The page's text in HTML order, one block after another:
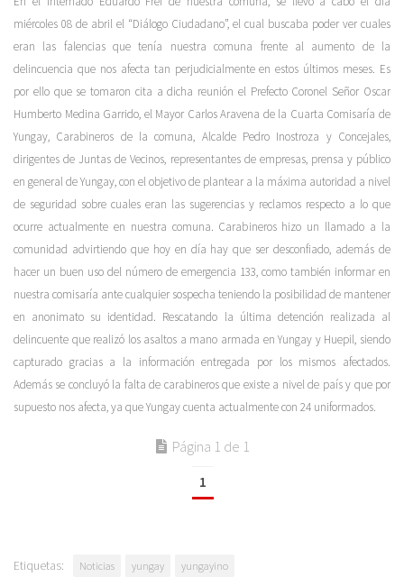
miércoles 08 de abril el “Diálogo Ciudadano”, el cual buscaba poder ver cuales
eran las falencias que tenía nuestra comuna frente al aumento de la
delincuencia que nos afecta tan perjudicialmente en estos últimos meses. Es
por ello que se tomaron cita a dicha reunión el Prefecto Coronel Señor Oscar
Humberto Medina Garrido, el Mayor Carlos Aravena de la Cuarta Comisaría de
Yungay, Carabineros de la comuna, Alcalde Pedro Inostroza y Concejales,
dirigentes de Juntas de Vecinos, representantes de empresas, prensa y público
en general de Yungay, con el objetivo de plantear a la máxima autoridad a nivel
de seguridad sobre cuales eran las sugerencias y reclamos respecto a lo que
ocurre actualmente en nuestra comuna. Carabineros hizo un llamado a la
comunidad advirtiendo que hoy en día hay que ser desconfiado, además de
hacer un buen uso del número de emergencia 133, como también informar en
nuestra comisaría ante cualquier sospecha teniendo la posibilidad de mantener
en anonimato su identidad. Rescatando la última detención realizada al
delincuente que realizó los asaltos a mano armada en Yungay y Huepil, siendo
capturado gracias a la información entregada por los mismos afectados.
Además se concluyó la falta de carabineros que existe a nivel de país y que por
supuesto nos afecta, ya que Yungay cuenta actualmente con 24 uniformados.
Página 1 de 1
1
Etiquetas: Noticias yungay yungayino